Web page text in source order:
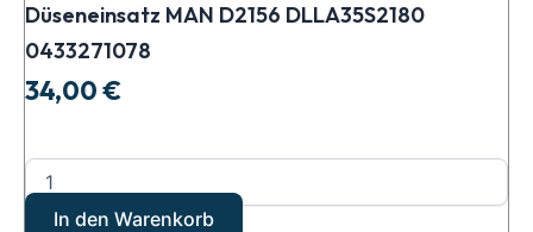
Düseneinsatz MAN D2156 DLLA35S2180
0433271078
34,00€
In den Warenkorb